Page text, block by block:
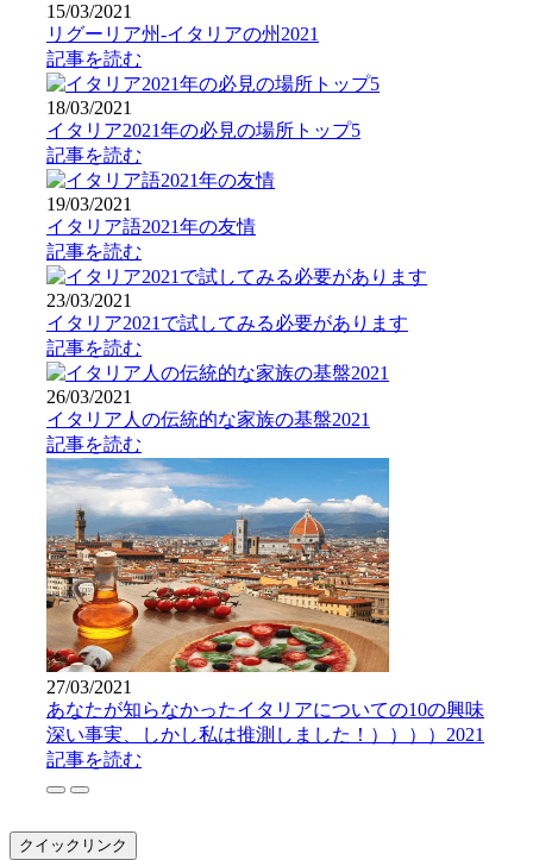
15/03/2021
リグーリア州-イタリアの州2021
記事を読む
18/03/2021
イタリア2021年の必見の場所トップ5
記事を読む
19/03/2021
イタリア語2021年の友情
記事を読む
23/03/2021
イタリア2021で試してみる必要があります
記事を読む
26/03/2021
イタリア人の伝統的な家族の基盤2021
記事を読む
27/03/2021
あなたが知らなかったイタリアについての10の興味
深い事実、しかし私は推測しました！））））2021
記事を読む
クイックリンク